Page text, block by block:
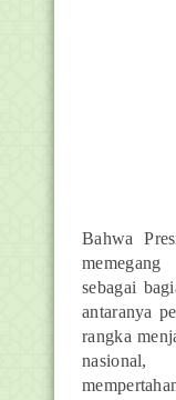
Bahwa
sebagai
antaranya
rangka
nasional,